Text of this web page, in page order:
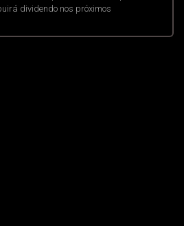
dividendo nos próximos